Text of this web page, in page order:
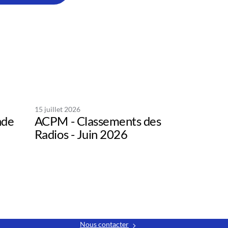
15 juillet 2026
ACPM - Classements des
Radios - Juin 2026
Nous contacter